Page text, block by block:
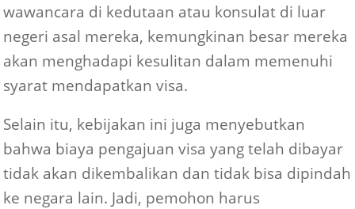
wawancara di kedutaan atau konsulat di luar
negeri asal mereka, kemungkinan besar mereka
akan menghadapi kesulitan dalam memenuhi
syarat mendapatkan visa.
Selain itu, kebijakan ini juga menyebutkan
bahwa biaya pengajuan visa yang telah dibayar
tidak akan dikembalikan dan tidak bisa dipindah
ke negara lain. Jadi, pemohon harus